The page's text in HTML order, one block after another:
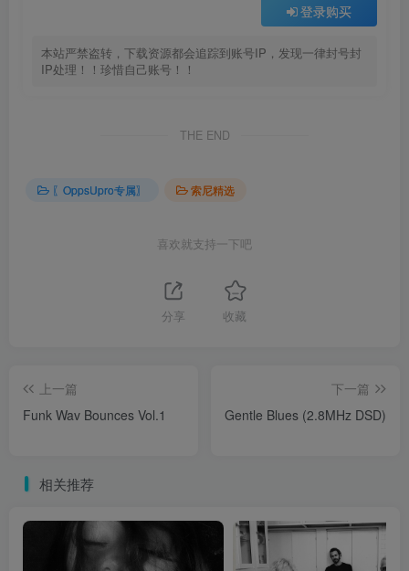
登录购买
本站严禁盗转，下载资源都会追踪到账号IP，发现一律封号封
IP处理！！珍惜自己账号！！
THE END
〖OppsUpro专属〗 索尼精选
喜欢就支持一下吧
分享 收藏
上一篇
Funk Wav Bounces Vol.1
下一篇
Gentle Blues (2.8MHz DSD)
相关推荐